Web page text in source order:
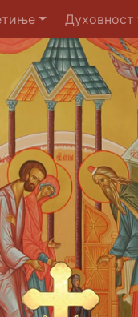
Духовност